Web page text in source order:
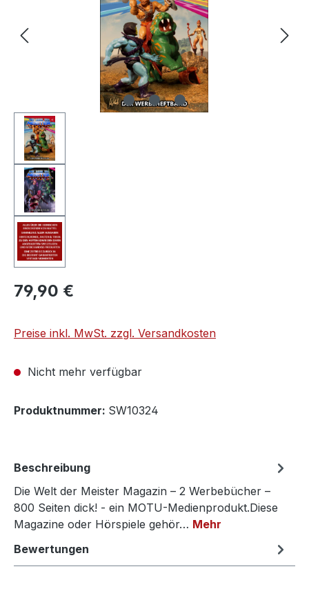
79,90 €
Preise inkl. MwSt. zzgl. Versandkosten
Nicht mehr verfügbar
Produktnummer: SW10324
Beschreibung
Die Welt der Meister Magazin – 2 Werbebücher –
800 Seiten dick! - ein MOTU-Medienprodukt.Diese
Magazine oder Hörspiele gehör… Mehr
Bewertungen